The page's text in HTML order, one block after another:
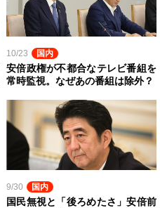
10/23 国内
安倍政権が不都合なテレビ番組を
常時監視。なぜあの番組は除外？
9/30 国内
国民無視と「後ろめたさ」安倍前